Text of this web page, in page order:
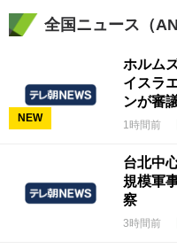
全国ニュース（
NEW
ホルム
イスラ
ンが審
1時間前
台北中
規模軍
察
3時間前